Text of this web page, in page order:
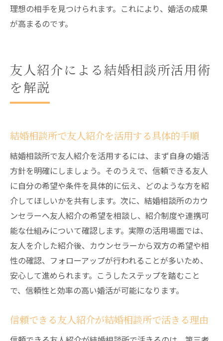
結婚相談所と友人紹介が婚活で選ばれる背
景
お見合い時のタブーな質問と注意点を紹介
結婚相談所で人気の理由とその特徴とは
結婚相談所での交際ルールやマナーを解説
結婚相談所選びで気を付けたいポイント
出会いを広げる友人紹介活用の実践ポイント
結婚相談所で友人紹介を効果的に活用する
方法
友人紹介を活かした結婚相談所の出会いの
広げ方
結婚相談所選びと友人紹介の連携ポイント
結婚相談所と友人紹介で理想の相手に近づ
く
友人紹介活用で結婚相談所の可能性を広げ
千歳婚活で友人紹介を取り入れる実践術
理想の相手を見つけられます。これにより、婚活の成果
が高まるのです。
友人紹介による結婚相談所活用術
を解説
結婚相談所で友人紹介を活用する具体的手順
結婚相談所で友人紹介を活用するには、まず自身の婚活
方針を明確にしましょう。そのうえで、信頼できる友人
に自分の希望や条件を具体的に伝え、どのような方を紹
介してほしいかを共有します。次に、結婚相談所のカウ
ンセラーへ友人紹介の希望を相談し、紹介制度や連携可
能な仕組みについて確認します。実際の活用場面では、
友人を介した紹介後、カウンセラーから双方の希望や相
性の確認、フォローアップが行われることが多いため、
安心して進められます。こうしたステップを踏むこと
で、信頼性と効率の高い婚活が可能になります。
信頼できる友人紹介が結婚相談所で活きる理由